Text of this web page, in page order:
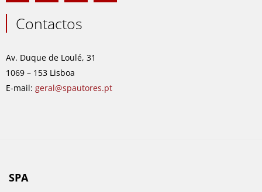
c
e
b
o
k
s
t
a
r
a
m
n
k
e
i
n
u
Contactos
Av. Duque de Loulé, 31
1069 – 153 Lisboa
E-mail: geral@spautores.pt
SPA